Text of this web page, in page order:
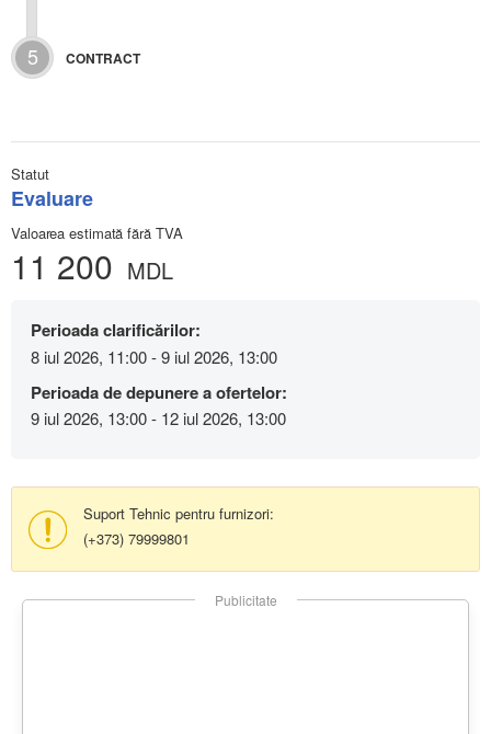
5 CONTRACT
Statut
Evaluare
Valoarea estimată fără TVA
11 200 MDL
Perioada clarificărilor:
8 iul 2026, 11:00 - 9 iul 2026, 13:00
Perioada de depunere a ofertelor:
9 iul 2026, 13:00 - 12 iul 2026, 13:00
Suport Tehnic pentru furnizori:
(+373) 79999801
Publicitate